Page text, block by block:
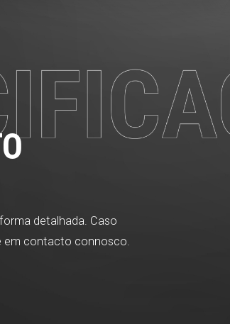
detalhada. Caso
em contacto connosco.